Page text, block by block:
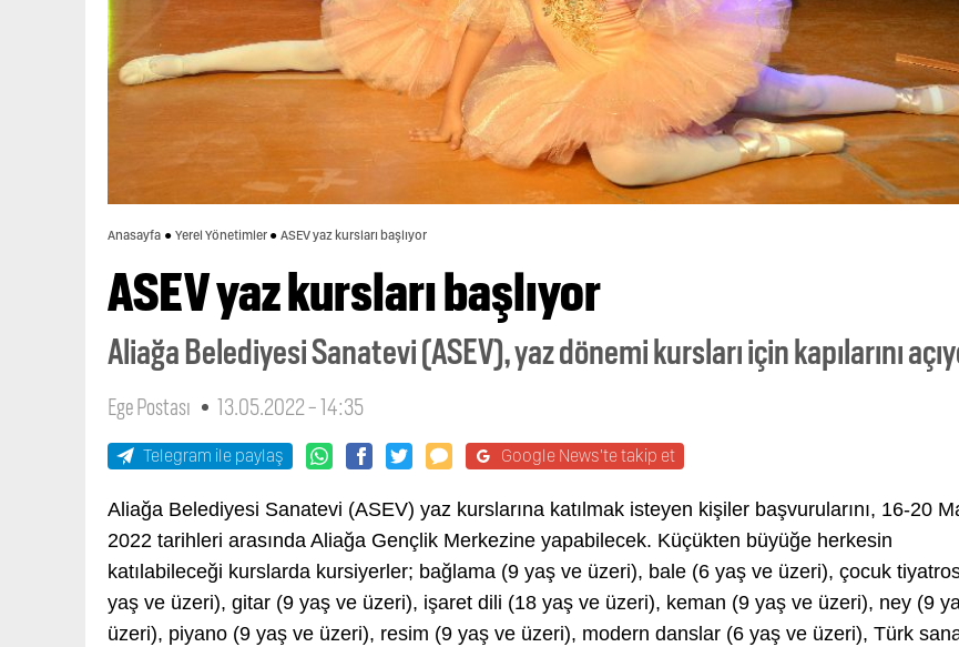
Anasayfa Yerel Yönetimler ASEV yaz kursları başlıyor
ASEV yaz kursları başlıyor
Aliağa Belediyesi Sanatevi (ASEV), yaz dönemi kursları için kapılarını
Ege Postası 13.05.2022 - 14:35
Telegram ile paylaş Google News'te takip et
Aliağa Belediyesi Sanatevi (ASEV) yaz kurslarına katılmak isteyen kişiler başvurularını, 16-20
2022 tarihleri arasında Aliağa Gençlik Merkezine yapabilecek. Küçükten büyüğe herkesin
katılabileceği kurslarda kursiyerler; bağlama (9 yaş ve üzeri), bale (6 yaş ve üzeri), çocuk
yaş ve üzeri), gitar (9 yaş ve üzeri), işaret dili (18 yaş ve üzeri), keman (9 yaş ve üzeri), ney (9
üzeri), piyano (9 yaş ve üzeri), resim (9 yaş ve üzeri), modern danslar (6 yaş ve üzeri), Türk